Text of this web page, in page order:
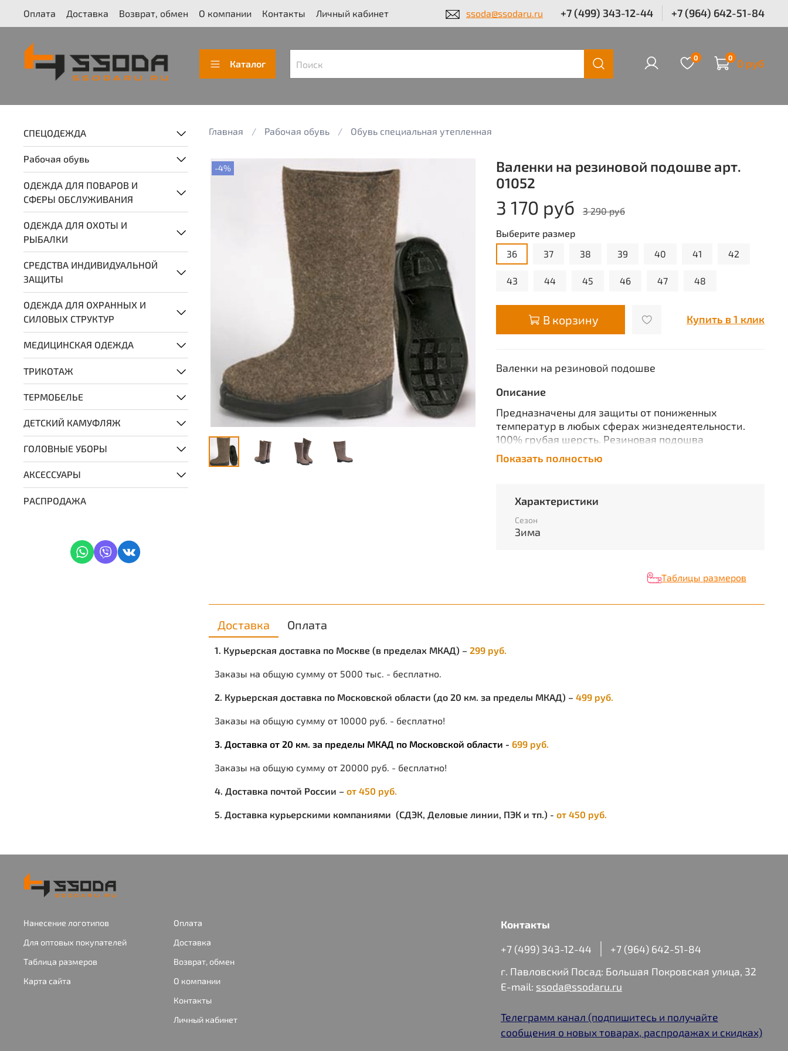
Оплата Доставка Возврат, обмен О компании Контакты Личный кабинет ssoda@ssodaru.ru +7 (499) 343-12-44 +7 (964) 642-51-84
Каталог
0 0 0 руб
Главная Рабочая обувь Обувь специальная утепленная
-4%
Валенки на резиновой подошве арт.
01052
3 170 руб
3 290 руб
Выберите размер
36
37 38 39 40 41 42
43 44 45 46 47 48
В корзину Купить в 1 клик
Валенки на резиновой подошве
Описание
Предназначены для защиты от пониженных
температур в любых сферах жизнедеятельности.
100% грубая шерсть. Резиновая подошва
привулканизирована горячим способом.
Рекомендовано использовать до -40оС.
Показать полностью
Характеристики
Сезон
Зима
Таблицы размеров
Доставка Оплата
1. Курьерская доставка по Москве (в пределах МКАД) – 299 руб.
Заказы на общую сумму от 5000 тыс. - бесплатно.
2. Курьерская доставка по Московской области (до 20 км. за пределы МКАД) – 499 руб.
Заказы на общую сумму от 10000 руб. - бесплатно!
3. Доставка от 20 км. за пределы МКАД по Московской области - 699 руб.
Заказы на общую сумму от 20000 руб. - бесплатно!
4. Доставка почтой России – от 450 руб.
5. Доставка курьерскими компаниями (СДЭК, Деловые линии, ПЭК и тп.) - от 450 руб.
СПЕЦОДЕЖДА
Рабочая обувь
ОДЕЖДА ДЛЯ ПОВАРОВ И
СФЕРЫ ОБСЛУЖИВАНИЯ
ОДЕЖДА ДЛЯ ОХОТЫ И
РЫБАЛКИ
СРЕДСТВА ИНДИВИДУАЛЬНОЙ
ЗАЩИТЫ
ОДЕЖДА ДЛЯ ОХРАННЫХ И
СИЛОВЫХ СТРУКТУР
МЕДИЦИНСКАЯ ОДЕЖДА
ТРИКОТАЖ
ТЕРМОБЕЛЬЕ
ДЕТСКИЙ КАМУФЛЯЖ
ГОЛОВНЫЕ УБОРЫ
АКСЕССУАРЫ
РАСПРОДАЖА
Нанесение логотипов
Для оптовых покупателей
Таблица размеров
Карта сайта
Оплата
Доставка
Возврат, обмен
О компании
Контакты
Личный кабинет
Контакты
+7 (499) 343-12-44
+7 (964) 642-51-84
г. Павловский Посад: Большая Покровская улица, 32
E-mail: ssoda@ssodaru.ru
Телеграмм канал (подпишитесь и получайте
сообщения о новых товарах, распродажах и скидках)